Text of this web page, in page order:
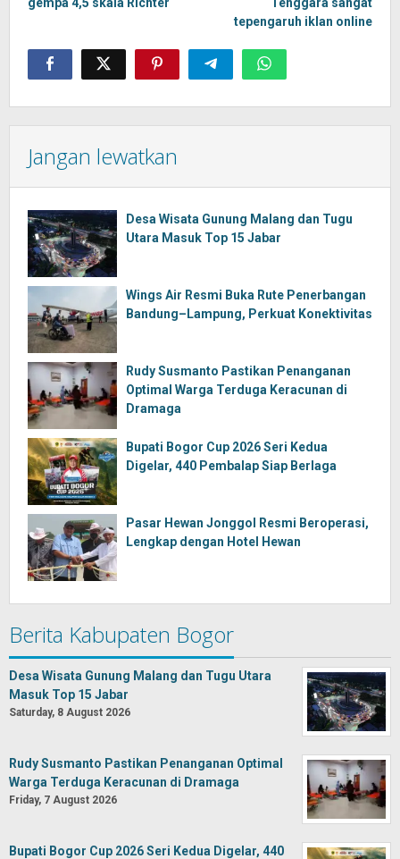
tepengaruh iklan online
Jangan lewatkan
Desa Wisata Gunung Malang dan Tugu
Utara Masuk Top 15 Jabar
Wings Air Resmi Buka Rute Penerbangan
Bandung–Lampung, Perkuat Konektivitas
Rudy Susmanto Pastikan Penanganan
Optimal Warga Terduga Keracunan di
Dramaga
Bupati Bogor Cup 2026 Seri Kedua
Digelar, 440 Pembalap Siap Berlaga
Pasar Hewan Jonggol Resmi Beroperasi,
Lengkap dengan Hotel Hewan
Berita Kabupaten Bogor
Desa Wisata Gunung Malang dan Tugu Utara
Masuk Top 15 Jabar
Saturday, 8 August 2026
Rudy Susmanto Pastikan Penanganan Optimal
Warga Terduga Keracunan di Dramaga
Friday, 7 August 2026
Bupati Bogor Cup 2026 Seri Kedua Digelar, 440